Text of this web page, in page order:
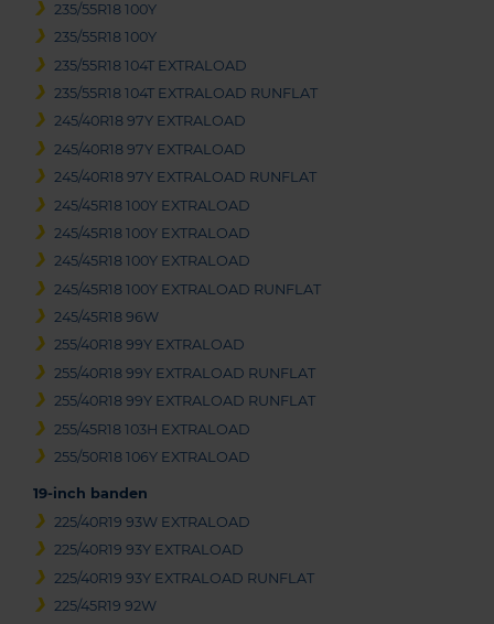
235/55R18 100Y
235/55R18 100Y
235/55R18 104T EXTRALOAD
235/55R18 104T EXTRALOAD RUNFLAT
245/40R18 97Y EXTRALOAD
245/40R18 97Y EXTRALOAD
245/40R18 97Y EXTRALOAD RUNFLAT
245/45R18 100Y EXTRALOAD
245/45R18 100Y EXTRALOAD
245/45R18 100Y EXTRALOAD
245/45R18 100Y EXTRALOAD RUNFLAT
245/45R18 96W
255/40R18 99Y EXTRALOAD
255/40R18 99Y EXTRALOAD RUNFLAT
255/40R18 99Y EXTRALOAD RUNFLAT
255/45R18 103H EXTRALOAD
255/50R18 106Y EXTRALOAD
19-inch banden
225/40R19 93W EXTRALOAD
225/40R19 93Y EXTRALOAD
225/40R19 93Y EXTRALOAD RUNFLAT
225/45R19 92W